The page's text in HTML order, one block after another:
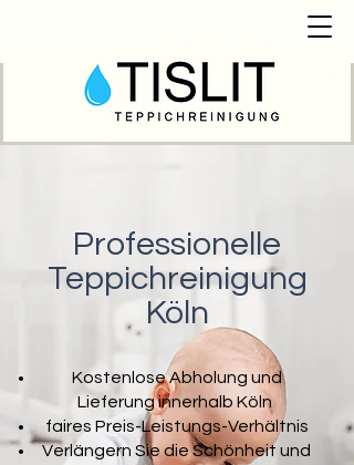
Professionelle
Teppichreinigung
Köln
Kostenlose Abholung und
Lieferung innerhalb Köln
faires Preis-Leistungs-Verhältnis
Verlängern Sie die Schönheit und